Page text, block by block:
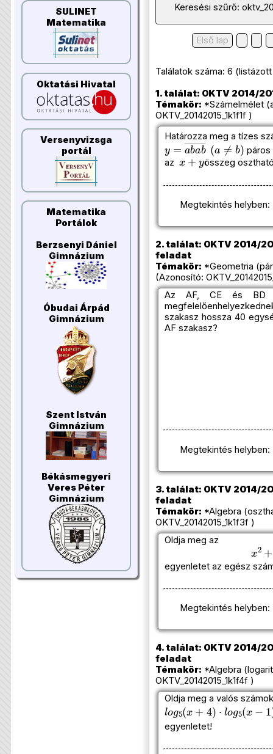
SULINET
Matematika
Oktatási Hivatal
Versenyvizsga
portál
Matematika
Portálok
Berzsenyi Dániel
Gimnázium
Óbudai Árpád
Gimnázium
Szent István
Gimnázium
Békásmegyeri
Veres Péter
Gimnázium
Keresési szűrő:
Első lap
Találatok száma: 6
1. találat: OKTV 2014/
Témakör: *Számelmélet
OKTV_20142015_1k1f1f )
Határozza meg a tízes
y=abab―
(a≠b)
páros
az
x +y
összeg
Megtekintés helyben:
2. találat: OKTV 2014/
feladat
Témakör: *Geometria
(Azonosító:
Az AF, CE és BD
szakasz hossza 40
AF szakasz?
Megtekintés helyben:
3. találat: OKTV 2014/
feladat
Témakör: *Algebra
OKTV_20142015_1k1f3f )
Oldja meg az
2
egyenletet az egész
Megtekintés helyben:
4. találat: OKTV 2014/
feladat
Témakör: *Algebra
OKTV_20142015_1k1f4f )
Oldja meg a valós
log5(x+4) ⋅log5(x−1)
egyenletet!